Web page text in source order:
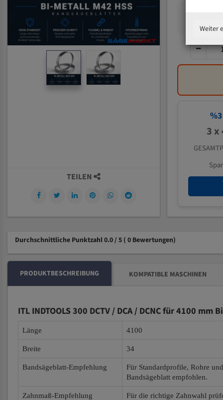
%3
3 x
TEILEN
Durchschnittliche Punktzahl 0.0 / 5 ( 0 Bewertungen)
PRODUKTBESCHREIBUNG KOMPATIBLE MASCHINEN
ITL INDTOOLS 300 DCTV / DCA / DCNC für 4100
Länge 4100
Breite 34
Bandsägeblatt-Empfehlung
Für Standardprofile, Rohre
Bandsägeblatt empfohlen.
Zahnmaß-Empfehlung Für die richtige Zahnwahl
Weiter